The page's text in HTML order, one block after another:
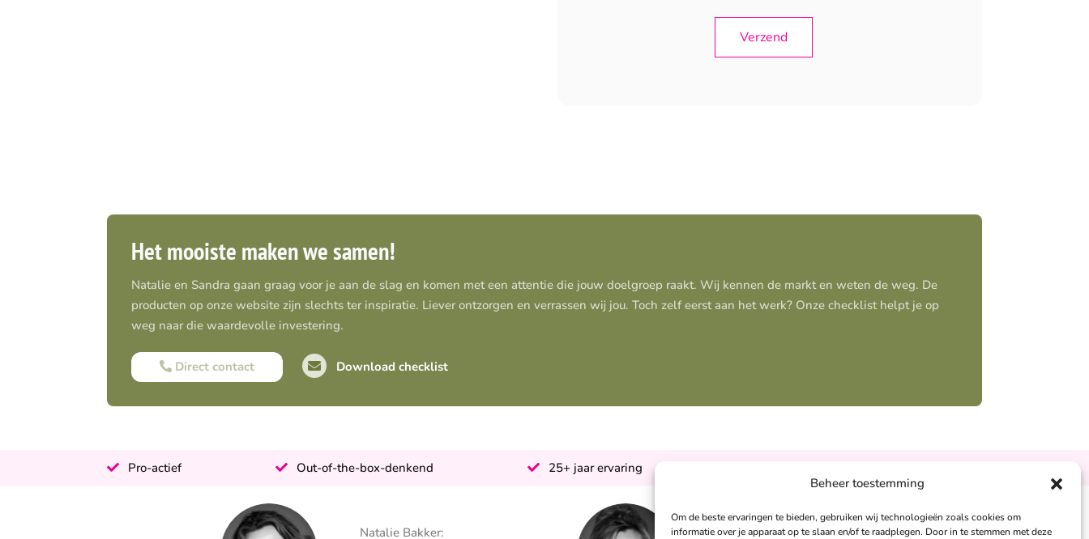
Beheer toestemming
Om de beste ervaringen te bieden, gebruiken wij technologieën zoals cookies om
informatie over je apparaat op te slaan en/of te raadplegen. Door in te stemmen met deze
Het mooiste maken we samen!
Natalie en Sandra gaan graag voor je aan de slag en komen met een attentie die jouw doelgroep raakt. Wij kennen de markt en weten de weg. De
producten op onze website zijn slechts ter inspiratie. Liever ontzorgen en verrassen wij jou. Toch zelf eerst aan het werk? Onze checklist helpt je op
weg naar die waardevolle investering.
Direct contact Download checklist
Pro-actief Out-of-the-box-denkend 25+ jaar ervaring
Natalie Bakker: Sandra Peters: